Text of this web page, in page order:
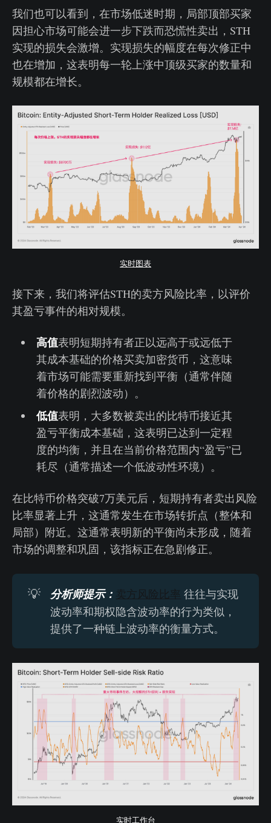
我们也可以看到，在市场低迷时期，局部顶部买家
因担心市场可能会进一步下跌而恐慌性卖出，STH
实现的损失会激增。实现损失的幅度在每次修正中
也在增加，这表明每一轮上涨中顶级买家的数量和
规模都在增长。
实时图表
接下来，我们将评估STH的卖方风险比率，以评价
其盈亏事件的相对规模。
高值表明短期持有者正以远高于或远低于
其成本基础的价格买卖加密货币，这意味
着市场可能需要重新找到平衡（通常伴随
着价格的剧烈波动）。
低值表明，大多数被卖出的比特币接近其
盈亏平衡成本基础，这表明已达到一定程
度的均衡，并且在当前价格范围内“盈亏”已
耗尽（通常描述一个低波动性环境）。
在比特币价格突破7万美元后，短期持有者卖出风险
比率显著上升，这通常发生在市场转折点（整体和
局部）附近。这通常表明新的平衡尚未形成，随着
市场的调整和巩固，该指标正在急剧修正。
💡 分析师提示： 卖方风险比率 往往与实现
波动率和期权隐含波动率的行为类似，
提供了一种链上波动率的衡量方式。
实时工作台